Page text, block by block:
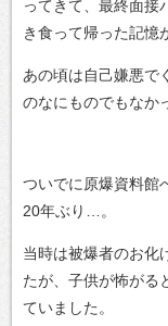
ってきて、最終面接
き食って帰った記憶
あの頃は自己嫌悪で
のなにものでもなか
ついでに原爆資料館
20年ぶり…。
当時は被爆者のお化
たが、子供が怖がる
ていました。